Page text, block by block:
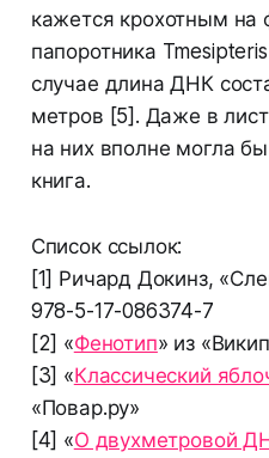
кажется крохотным на
папоротника
случае длина ДНК
метров [5]. Даже в
на них вполне могла
книга.
Список ссылок:
[1] Ричард Докинз,
978-5-17-086374-7
[2] «Фенотип» из
[3] «Классический
«Повар.ру»
[4] «О двухметровой